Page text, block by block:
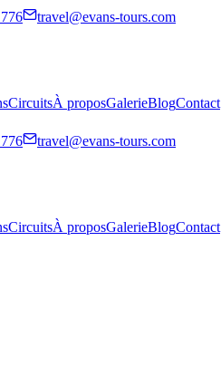
travel@evans-tours.com
CircuitsÀ proposGalerieBlogContact
travel@evans-tours.com
CircuitsÀ proposGalerieBlogContact